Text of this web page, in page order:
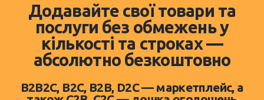
Додавайте свої товари та
послуги без обмежень у
кількості та строках —
абсолютно безкоштовно
B2B2C, B2C, B2B, D2C — маркетплейс, а